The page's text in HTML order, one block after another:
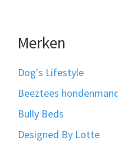
Merken
Dog's Lifestyle
Beeztees
Bully Beds
Designed By Lotte